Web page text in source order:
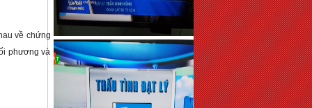
về chứng
phương và